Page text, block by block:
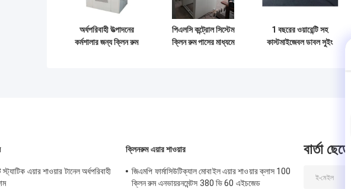
অর্ধপরিবাহী উত্পাদনের
কর্মশালার জন্য ক্লিন রুম
পিএলসি কন্ট্রোল সিস্টেম
ক্লিন রুম পাসের মাধ্যমে
1 বছরের ওয়ারেন্টি সহ
কাস্টমাইজেবল ডাবল সুইং
এয়ার শাওয়ার টানেল অর্ধপরিবাহী
ক্লিনরুম এয়ার শাওয়ার
জিএমপি ফার্মাসিউটিক্যাল মোবাইল এয়ার শাওয়ার ক্লাস 100
ক্লিন রুম এনভায়রনমেন্টস 380 ভি 60 এইচজেড
বার্তা ছেড়ে